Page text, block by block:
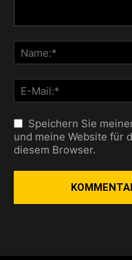
Speichern Sie
und meine Website für
diesem Browser.